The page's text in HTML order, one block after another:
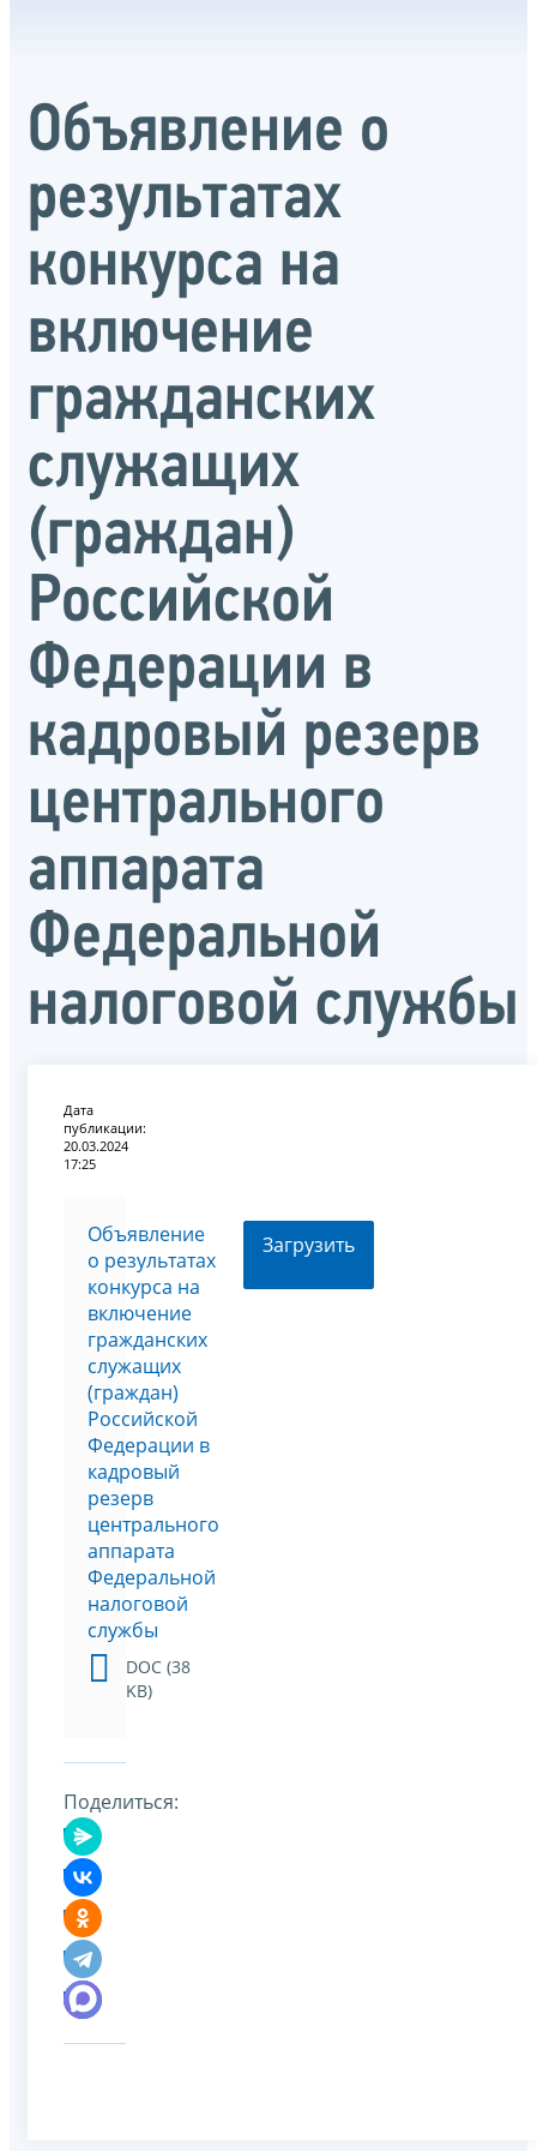
Объявление о
результатах
конкурса на
включение
гражданских
служащих
(граждан)
Российской
Федерации в
кадровый резерв
центрального
аппарата
Федеральной
налоговой службы
Дата
публикации:
20.03.2024
17:25
Объявление
о результатах
конкурса на
включение
гражданских
служащих
(граждан)
Российской
Федерации в
кадровый
резерв
центрального
аппарата
Федеральной
налоговой
службы
DOC (38
KB)
Загрузить
Поделиться: